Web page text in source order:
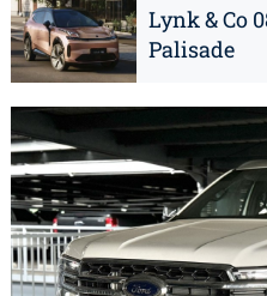
Lynk & Co
Palisade